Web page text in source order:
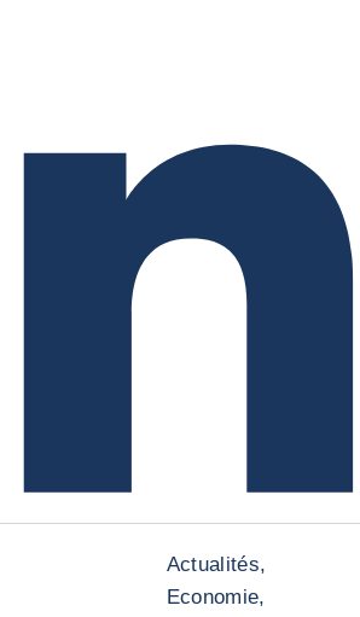
Actualités,
Economie,